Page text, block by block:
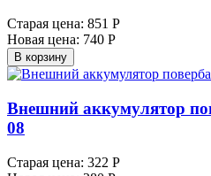
Старая цена: 851 Р
Новая цена: 740 Р
В корзину
Внешний аккумулятор
08
Старая цена: 322 Р